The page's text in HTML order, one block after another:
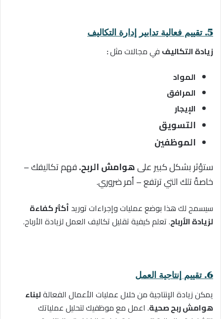
5. تقييم فعالية تدابير إدارة التكاليف
زيادة التكاليف في مجالات مثل:
المواد
المرافق
الإيجار
التسويق
الموظفي
ستؤثر بشكل كبير علىهوامش الربح.فهم تكاليفك –
خاصةً تلك التي ترتفع – أمر ضروري.
سيسمح لك هذا بوضع عمليات وإجراءات توريد أكثر كفاءة
لزيادة الأرباح. تعلم كيفية تقليل تكاليف العمل لزيادة الأرباح.
6. تقييم إنتاجية العمل
يمكن زيادة الإنتاجية من خلال عمليات الأعمال الفعالةلبناء
هوامش ربح صحية. اعمل مع موظفيك لتحليل عملياتك